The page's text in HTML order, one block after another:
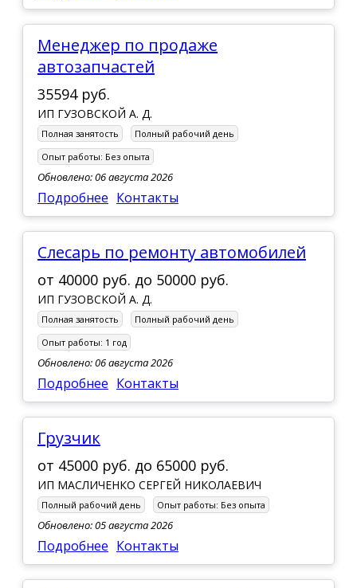
менеджер по продаже
автозапчастей
35594 руб.
ИП ГУЗОВСКОЙ А. Д.
Полная занятость
Полный рабочий день
Опыт работы: Без опыта
Обновлено: 06 августа 2026
Подробнее Контакты
Слесарь по ремонту автомобилей
от 40000 руб. до 50000 руб.
ИП ГУЗОВСКОЙ А. Д.
Полная занятость
Полный рабочий день
Опыт работы: 1 год
Обновлено: 06 августа 2026
Подробнее Контакты
Грузчик
от 45000 руб. до 65000 руб.
ИП МАСЛИЧЕНКО СЕРГЕЙ НИКОЛАЕВИЧ
Полный рабочий день Опыт работы: Без опыта
Обновлено: 05 августа 2026
Подробнее Контакты